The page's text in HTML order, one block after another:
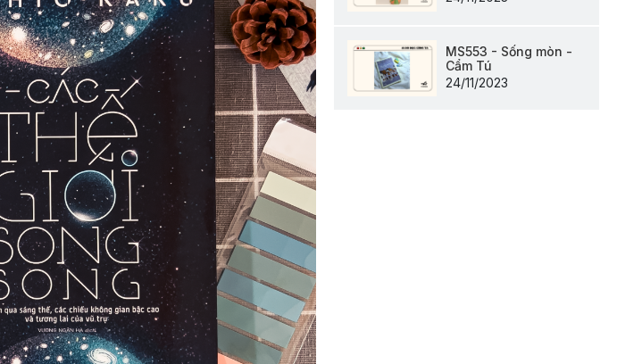
MS553 - Sống mòn -
Cẩm Tú
24/11/2023